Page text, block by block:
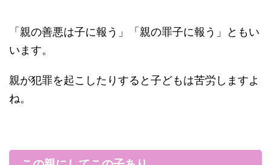
「親の善悪は子に報う」「親の罪子に報う」ともい
います。
親が犯罪を起こしたりすると子どもは苦労しますよ
ね。